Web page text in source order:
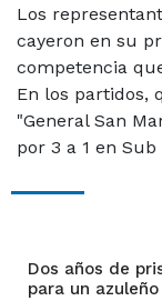
Los
cayeron en su
competencia
En los partidos,
"General San
por 3 a 1 en Sub
Dos años de
para un azuleño